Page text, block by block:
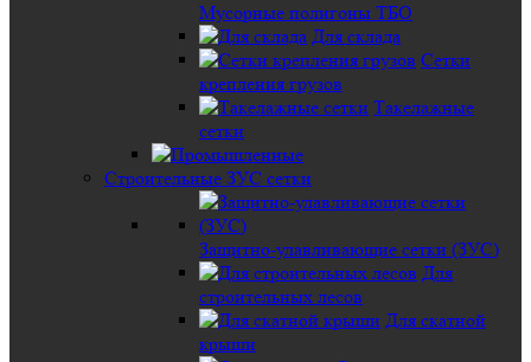
Мусорные полигоны ТБО
Для склада
Сетки
крепления грузов
Такелажные
сетки
Строительные ЗУС сетки
Защитно-улавливающие сетки (ЗУС)
Для
строительных лесов
Для скатной
крыши